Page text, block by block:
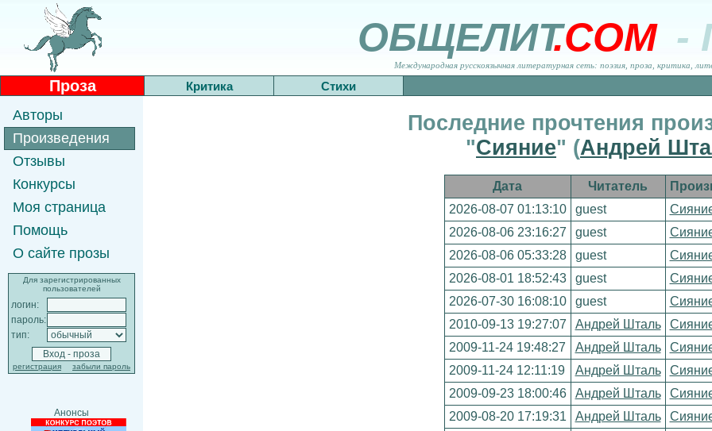
ОБЩЕЛИТ.COM -
Международная русскоязычная литературная сеть: поэзия, проза, критика,
Проза Критика Стихи
Авторы
Произведения
Отзывы
Конкурсы
Моя страница
Помощь
О сайте прозы
Для зарегистрированных
пользователей
логин:
пароль:
тип:
регистрация забыли пароль
Анонсы
Последние прочтения
"Сияние" (Андрей
Дата Читатель
2026-08-07 01:13:10
guest
2026-08-06 23:16:27
guest
2026-08-06 05:33:28
guest
2026-08-01 18:52:43
guest
2026-07-30 16:08:10
guest
2010-09-13 19:27:07
Андрей Шталь
2009-11-24 19:48:27
Андрей Шталь
2009-11-24 12:11:19
Андрей Шталь
2009-09-23 18:00:46
Андрей Шталь
2009-08-20 17:19:31
Андрей Шталь